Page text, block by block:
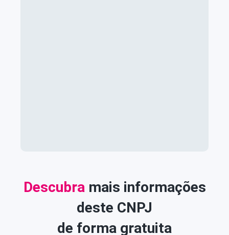
Descubramais informações
deste CNPJ
de forma gratuita